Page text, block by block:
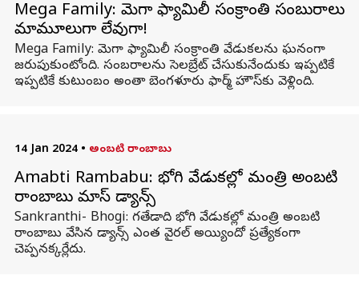
Mega Family: మెగా ఫ్యామిలీ సంక్రాంతి సంబురాలు
మామూలుగా లేవుగా!
Mega Family: మెగా ఫ్యామిలీ సంక్రాంతి వేడుకలను ఘనంగా
జరుపుకుంటోంది. సంబరాలను సెలబ్రేట్ చేసుకునేందుకు ఇప్పటికే
ఇప్పటికే కుటుంబం అంతా బెంగళూరు ఫార్మ్ హౌస్‌కు వెళ్లింది.
14 Jan 2024 • అంబటి రాంబాబు
Amabti Rambabu: భోగి వేడుకల్లో మంత్రి అంబటి
రాంబాబు మాస్ డ్యాన్స్
Sankranthi- Bhogi: గతేడాది భోగి వేడుకల్లో మంత్రి అంబటి
రాంబాబు వేసిన డ్యాన్స్ ఎంత వైరల్ అయ్యిందో ప్రత్యేకంగా
చెప్పనక్కర్లేదు.